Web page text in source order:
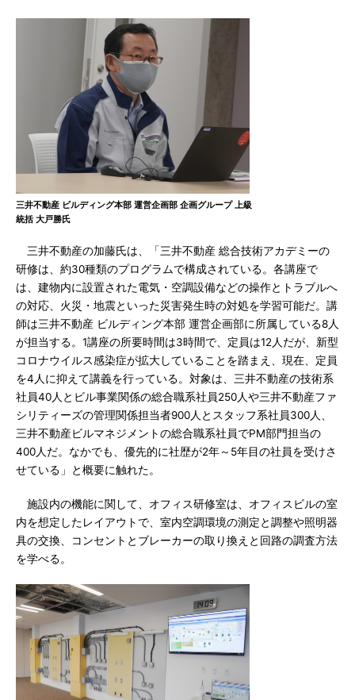
三井不動産 ビルディング本部 運営企画部 企画グループ 上級
統括 大戸勝氏
三井不動産の加藤氏は、「三井不動産 総合技術アカデミーの
研修は、約30種類のプログラムで構成されている。各講座で
は、建物内に設置された電気・空調設備などの操作とトラブルへ
の対応、火災・地震といった災害発生時の対処を学習可能だ。講
師は三井不動産 ビルディング本部 運営企画部に所属している8人
が担当する。1講座の所要時間は3時間で、定員は12人だが、新型
コロナウイルス感染症が拡大していることを踏まえ、現在、定員
を4人に抑えて講義を行っている。対象は、三井不動産の技術系
社員40人とビル事業関係の総合職系社員250人や三井不動産ファ
シリティーズの管理関係担当者900人とスタッフ系社員300人、
三井不動産ビルマネジメントの総合職系社員でPM部門担当の
400人だ。なかでも、優先的に社歴が2年～5年目の社員を受けさ
せている」と概要に触れた。
施設内の機能に関して、オフィス研修室は、オフィスビルの室
内を想定したレイアウトで、室内空調環境の測定と調整や照明器
具の交換、コンセントとブレーカーの取り換えと回路の調査方法
を学べる。